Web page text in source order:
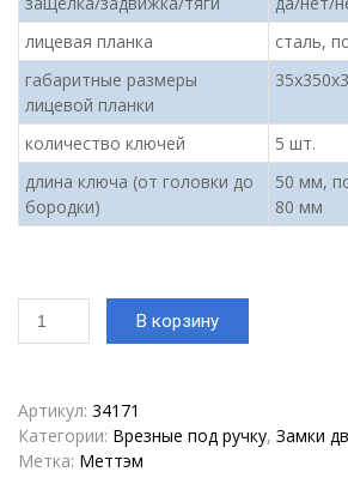
лицевая планка
сталь,
габаритные размеры
лицевой планки
количество ключей
5 шт.
длина ключа (от головки до
бородки)
50 мм,
80 мм
товара
Меттэм
ЗВ
9-
В корзину
Артикул: 34171
Категории: Врезные под ручку, Замки
Метка: Меттэм